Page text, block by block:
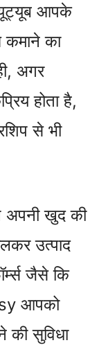
आपके
कमाने का
अगर
होता है,
से भी
अपनी खुद की
उत्पाद
जैसे कि
आपको
की सुविधा